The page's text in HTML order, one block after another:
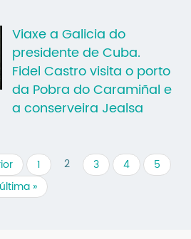
Viaxe a Galicia do
presidente de Cuba.
Fidel Castro visita o porto
da Pobra do Caramiñal e
a conserveira Jealsa
1 2 3 4
5
última »